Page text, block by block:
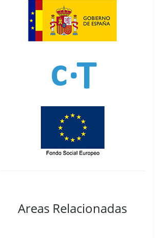
Areas Relacionadas